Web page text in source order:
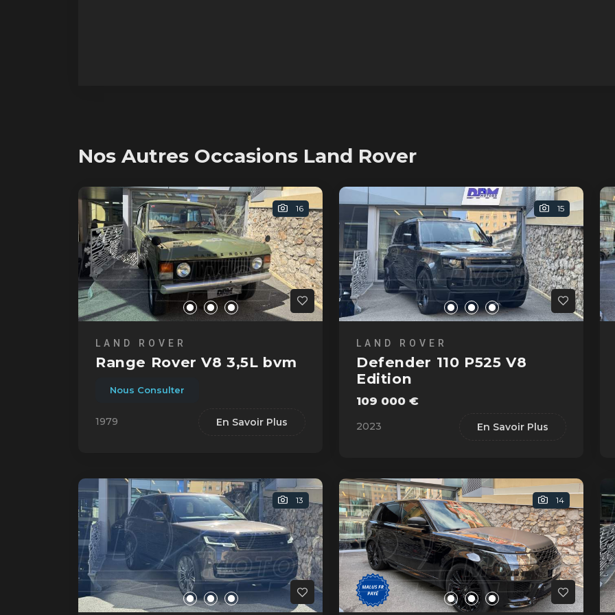
Nos Autres Occasions Land Rover
16
LAND ROVER
Range Rover V8 3,5L bvm
Nous Consulter
1979 En Savoir Plus
15
LAND ROVER
Defender 110 P525 V8
Edition
109 000 €
2023 En Savoir Plus
13 14